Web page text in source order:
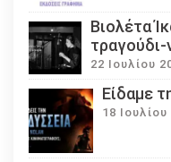
Βιολέτα
22 Ιουλίου
Eίδαμε
18 Ιουλίου